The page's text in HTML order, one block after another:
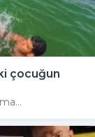
çocuğun